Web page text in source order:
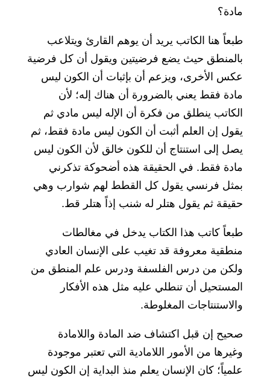
مادة؟
طبعاً هنا الكاتب يريد أن يوهم القارئ ويتلاعب
بالمنطق حيث يضع فرضيتين ويقول أن كل فرضية
عكس الأخرى، ويزعم أن بإثبات أن الكون ليس
مادة فقط يعني بالضرورة أن هناك إله؛ لأن
الكاتب ينطلق من فكرة أن الإله ليس مادي ثم
يقول إن العلم أثبت أن الكون ليس مادة فقط، ثم
يصل إلى استنتاج أن للكون خالق لأن الكون ليس
مادة فقط. في الحقيقة هذه أضحوكة تذكرني
بمثل فرنسي يقول كل القطط لهم شوارب وهي
حقيقة ثم يقول هتلر له شنب إذاً هتلر قط.
طبعاً كاتب هذا الكتاب يدخل في مغالطات
منطقية معروفة قد تغيب على الإنسان العادي
ولكن من درس الفلسفة ودرس علم المنطق من
المستحيل أن تنطلي عليه مثل هذه الأفكار
والاستنتاجات المغلوطة.
صحيح إن قبل اكتشاف ضد المادة واللامادة
وغيرها من الأمور اللامادية التي تعتبر موجودة
علمياً؛ كان الإنسان يعلم منذ البداية إن الكون ليس